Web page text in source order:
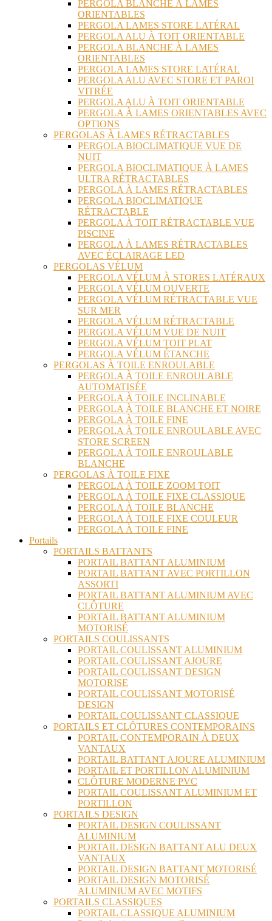
PERGOLA BLANCHE À LAMES
ORIENTABLES
PERGOLA LAMES STORE LATÉRAL
PERGOLA ALU À TOIT ORIENTABLE
PERGOLA BLANCHE À LAMES
ORIENTABLES
PERGOLA LAMES STORE LATÉRAL
PERGOLA ALU AVEC STORE ET PAROI
VITRÉE
PERGOLA ALU À TOIT ORIENTABLE
PERGOLA À LAMES ORIENTABLES AVEC
OPTIONS
PERGOLAS À LAMES RÉTRACTABLES
PERGOLA BIOCLIMATIQUE VUE DE
NUIT
PERGOLA BIOCLIMATIQUE À LAMES
ULTRA RÉTRACTABLES
PERGOLA À LAMES RÉTRACTABLES
PERGOLA BIOCLIMATIQUE
RÉTRACTABLE
PERGOLA À TOIT RÉTRACTABLE VUE
PISCINE
PERGOLA À LAMES RÉTRACTABLES
AVEC ÉCLAIRAGE LED
PERGOLAS VÉLUM
PERGOLA VÉLUM À STORES LATÉRAUX
PERGOLA VÉLUM OUVERTE
PERGOLA VÉLUM RÉTRACTABLE VUE
SUR MER
PERGOLA VÉLUM RÉTRACTABLE
PERGOLA VÉLUM VUE DE NUIT
PERGOLA VÉLUM TOIT PLAT
PERGOLA VÉLUM ÉTANCHE
PERGOLAS À TOILE ENROULABLE
PERGOLA À TOILE ENROULABLE
AUTOMATISÉE
PERGOLA À TOILE INCLINABLE
PERGOLA À TOILE BLANCHE ET NOIRE
PERGOLA À TOILE FINE
PERGOLA À TOILE ENROULABLE AVEC
STORE SCREEN
PERGOLA À TOILE ENROULABLE
BLANCHE
PERGOLAS À TOILE FIXE
PERGOLA À TOILE ZOOM TOIT
PERGOLA À TOILE FIXE CLASSIQUE
PERGOLA À TOILE BLANCHE
PERGOLA À TOILE FIXE COULEUR
PERGOLA À TOILE FINE
Portails
PORTAILS BATTANTS
PORTAIL BATTANT ALUMINIUM
PORTAIL BATTANT AVEC PORTILLON
ASSORTI
PORTAIL BATTANT ALUMINIUM AVEC
CLÔTURE
PORTAIL BATTANT ALUMINIUM
MOTORISÉ
PORTAILS COULISSANTS
PORTAIL COULISSANT ALUMINIUM
PORTAIL COULISSANT AJOURE
PORTAIL COULISSANT DESIGN
MOTORISE
PORTAIL COULISSANT MOTORISÉ
DESIGN
PORTAIL COULISSANT CLASSIQUE
PORTAILS ET CLÔTURES CONTEMPORAINS
PORTAIL CONTEMPORAIN À DEUX
VANTAUX
PORTAIL BATTANT AJOURE ALUMINIUM
PORTAIL ET PORTILLON ALUMINIUM
CLÔTURE MODERNE PVC
PORTAIL COULISSANT ALUMINIUM ET
PORTILLON
PORTAILS DESIGN
PORTAIL DESIGN COULISSANT
ALUMINIUM
PORTAIL DESIGN BATTANT ALU DEUX
VANTAUX
PORTAIL DESIGN BATTANT MOTORISÉ
PORTAIL DESIGN MOTORISÉ
ALUMINIUM AVEC MOTIFS
PORTAILS CLASSIQUES
PORTAIL CLASSIQUE ALUMINIUM